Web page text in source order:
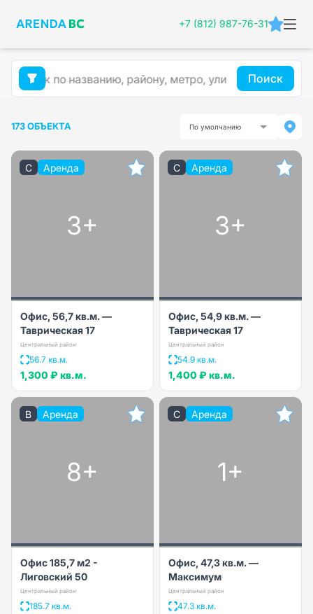
+7 (812) 987-76-31
Поиск
173 ОБЪЕКТА По умолчанию
C Аренда
3+
Офис, 56,7 кв.м. —
Таврическая 17
Центральный район
56.7 кв.м.
1,300 ₽ кв.м.
C Аренда
3+
Офис, 54,9 кв.м. —
Таврическая 17
Центральный район
54.9 кв.м.
1,400 ₽ кв.м.
B Аренда
8+
Офис 185,7 м2 -
Лиговский 50
Центральный район
185.7 кв.м.
C Аренда
1+
Офис, 47,3 кв.м. —
Максимум
Центральный район
47.3 кв.м.